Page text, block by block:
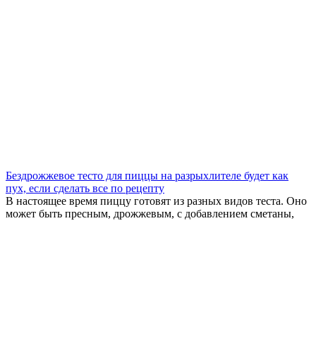
Бездрожжевое тесто для пиццы на разрыхлителе будет как
пух, если сделать все по рецепту
В настоящее время пиццу готовят из разных видов теста. Оно
может быть пресным, дрожжевым, с добавлением сметаны,